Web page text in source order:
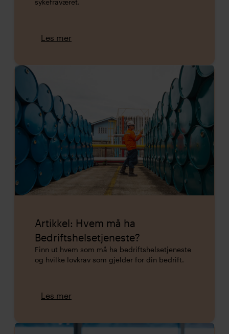
sykefraværet.
Les mer
Artikkel: Hvem må ha
Bedriftshelsetjeneste?
Finn ut hvem som må ha bedriftshelsetjeneste
og hvilke lovkrav som gjelder for din bedrift.
Les mer